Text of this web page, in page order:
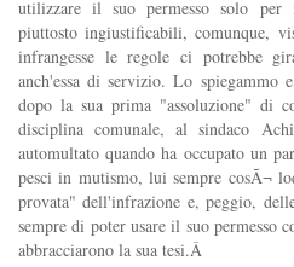
utilizzare il suo permesso solo
piuttosto ingiustificabili, comunque,
infrangesse le regole ci potrebbe
anch'essa di servizio. Lo spiegammo
dopo la sua prima "assoluzione" di
disciplina comunale, al sindaco
automultato quando ha occupato un
pesci in mutismo, lui sempre cosÃ¬
provata" dell'infrazione e, peggio,
sempre di poter usare il suo permesso
abbracciarono la sua tesi.Â